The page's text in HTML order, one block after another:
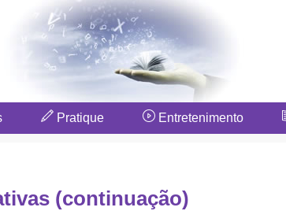
Pratique Entretenimento
(continuação)